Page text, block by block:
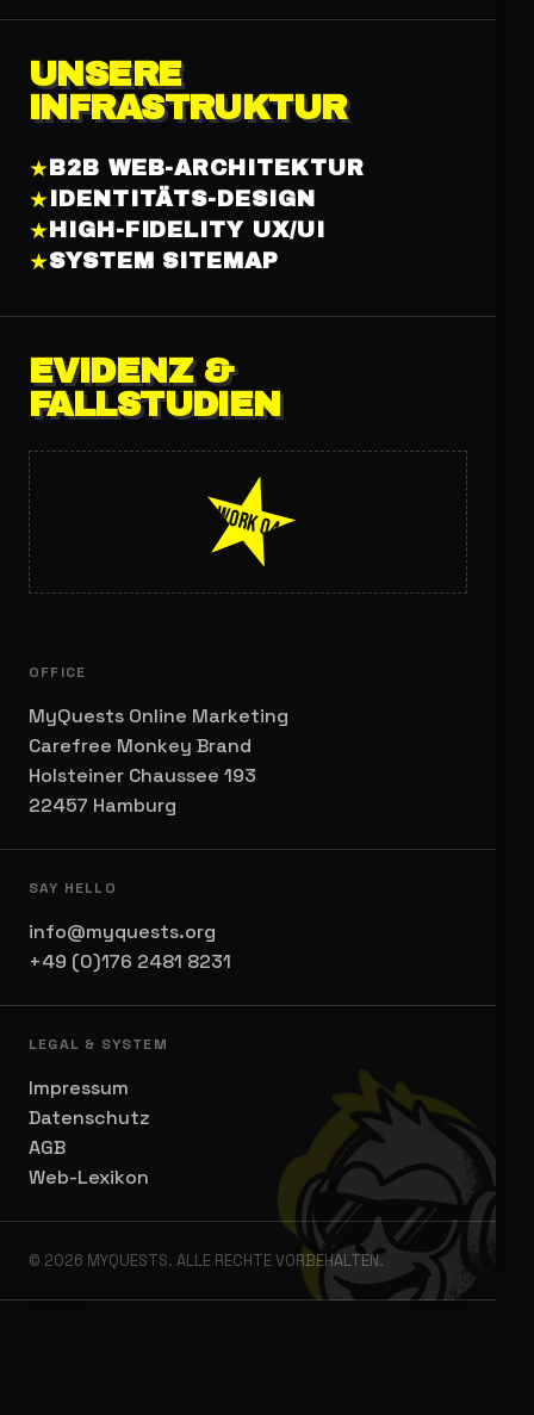
UNSERE
INFRASTRUKTUR
★ B2B WEB-ARCHITEKTUR
★ IDENTITÄTS-DESIGN
★ HIGH-FIDELITY UX/UI
★SYSTEM SITEMAP
EVIDENZ &
FALLSTUDIEN
WORK 04
OFFICE
MyQuests Online Marketing
Carefree Monkey Brand
Holsteiner Chaussee 193
22457 Hamburg
SAY HELLO
info@myquests.org
+49 (0)176 2481 8231
LEGAL & SYSTEM
Impressum
Datenschutz
AGB
Web-Lexikon
© 2026 MYQUESTS. ALLE RECHTE VORBEHALTEN.